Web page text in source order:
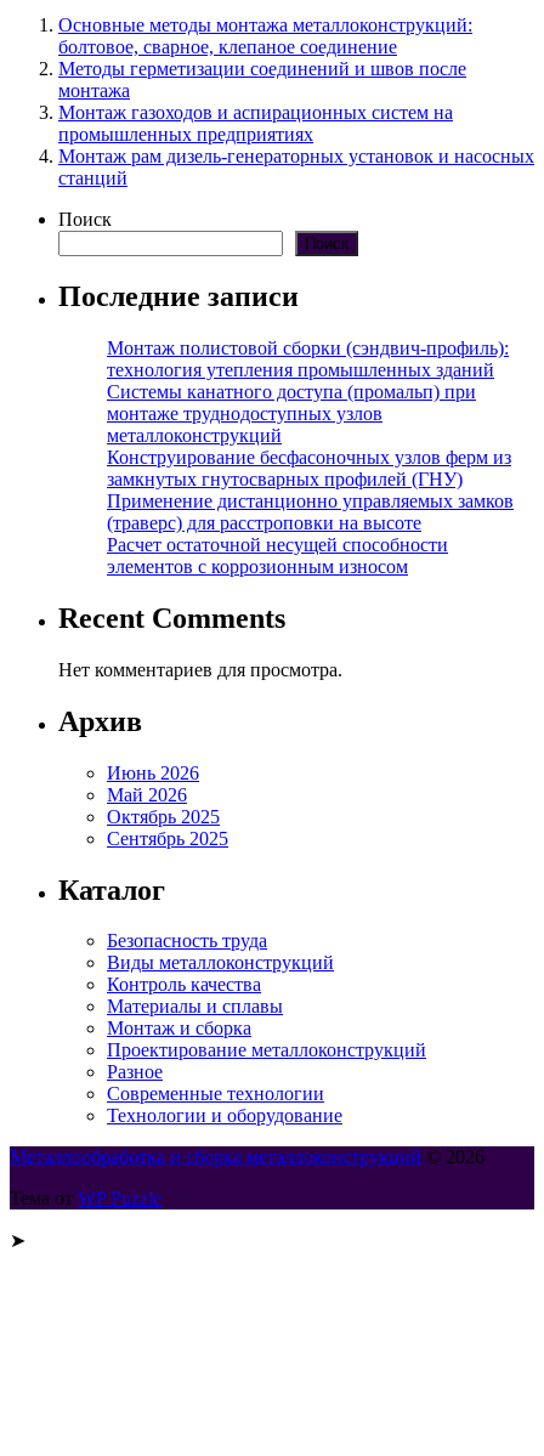
Основные методы монтажа металлоконструкций:
болтовое, сварное, клепаное соединение
Методы герметизации соединений и швов после
монтажа
Монтаж газоходов и аспирационных систем на
промышленных предприятиях
Монтаж рам дизель-генераторных установок и насосных
станций
Поиск
Поиск
Последние записи
Монтаж полистовой сборки (сэндвич-профиль):
технология утепления промышленных зданий
Системы канатного доступа (промальп) при
монтаже труднодоступных узлов
металлоконструкций
Конструирование бесфасоночных узлов ферм из
замкнутых гнутосварных профилей (ГНУ)
Применение дистанционно управляемых замков
(траверс) для расстроповки на высоте
Расчет остаточной несущей способности
элементов с коррозионным износом
Recent Comments
Нет комментариев для просмотра.
Архив
Июнь 2026
Май 2026
Октябрь 2025
Сентябрь 2025
Каталог
Безопасность труда
Виды металлоконструкций
Контроль качества
Материалы и сплавы
Монтаж и сборка
Проектирование металлоконструкций
Разное
Современные технологии
Технологии и оборудование
Металлообработка и сборка металлоконструкций © 2026
Тема от WP Puzzle
➤